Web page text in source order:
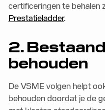
certificeringen te behalen
Prestatieladder.
2.
behouden
De VSME volgen helpt
behouden doordat je de